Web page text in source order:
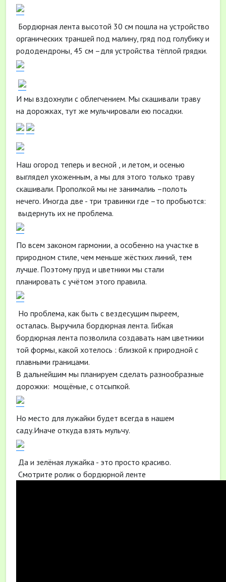
Бордюрная лента высотой 30 см пошла на устройство
органических траншей под малину, гряд под голубику и
рододендроны, 45 см –для устройства тёплой грядки.
И мы вздохнули с облегчением. Мы скашивали траву
на дорожках, тут же мульчировали ею посадки.
Наш огород теперь и весной , и летом, и осенью
выглядел ухоженным, а мы для этого только траву
скашивали. Прополкой мы не занималиь –полоть
нечего. Иногда две - три травинки где –то пробьются:
выдернуть их не проблема.
По всем законом гармонии, а особенно на участке в
природном стиле, чем меньше жёстких линий, тем
лучше. Поэтому пруд и цветники мы стали
планировать с учётом этого правила.
Но проблема, как быть с вездесущим пыреем,
осталась. Выручила бордюрная лента. Гибкая
бордюрная лента позволила создавать нам цветники
той формы, какой хотелось : близкой к природной с
плавными границами.
В дальнейшим мы планируем сделать разнообразные
дорожки: мощёные, с отсыпкой.
Но место для лужайки будет всегда в нашем
саду.Иначе откуда взять мульчу.
Да и зелёная лужайка - это просто красиво.
Смотрите ролик о бордюрной ленте